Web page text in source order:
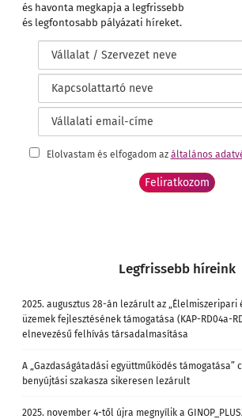
és havonta megkapja a legfrissebb
és legfontosabb pályázati híreket.
Elolvastam és elfogadom az általános
Legfrissebb híreink
2025. augusztus 28-án lezárult az „Élelmiszeripari
üzemek fejlesztésének támogatása (KAP-RD04a-
elnevezésű felhívás társadalmasítása
A „Gazdaságátadási együttműködés támogatása”
benyújtási szakasza sikeresen lezárult
2025. november 4-től újra megnyílik a